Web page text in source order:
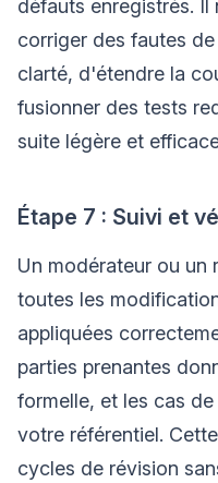
défauts enregistrés.
corriger des fautes
clarté, d'étendre la
fusionner des tests
suite légère et
Étape 7 : Suivi et
Un modérateur ou un
toutes les
appliquées
parties prenantes
formelle, et les cas
votre référentiel.
cycles de révision